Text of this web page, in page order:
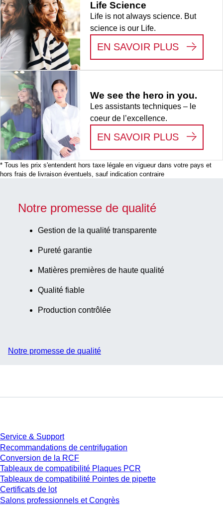
50
pièce(s)/sachet
Life Science
Life is not always science. But
science is our Life.
EN SAVOIR PLUS: LIFE
We see the hero in you.
Les assistants techniques – le
coeur de l’excellence.
EN SAVOIR PLUS: WE
* Tous les prix s'entendent hors taxe légale en vigueur dans votre pays et
hors frais de livraison éventuels, sauf indication contraire
Notre promesse de qualité
Gestion de la qualité transparente
Pureté garantie
Matières premières de haute qualité
Qualité fiable
Production contrôlée
Notre promesse de qualité
Service & Support
Recommandations de centrifugation
Conversion de la RCF
Tableaux de compatibilité Plaques PCR
Tableaux de compatibilité Pointes de pipette
Certificats de lot
Salons professionnels et Congrès